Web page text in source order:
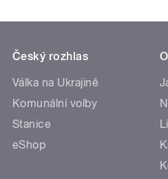
Český rozhlas
Válka na Ukrajině
Komunální volby
Stanice
eShop